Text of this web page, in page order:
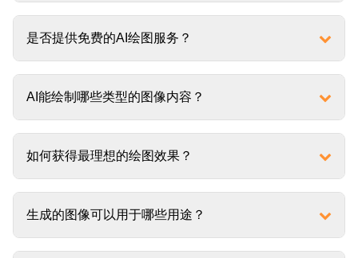
是否提供免费的AI绘图服务？
AI能绘制哪些类型的图像内容？
如何获得最理想的绘图效果？
生成的图像可以用于哪些用途？